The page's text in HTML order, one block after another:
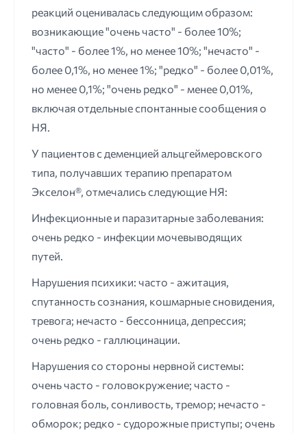
реакций оценивалась следующим образом:
возникающие "очень часто" - более 10%;
"часто" - более 1%, но менее 10%; "нечасто" -
более 0,1%, но менее 1%; "редко" - более 0,01%,
но менее 0,1%; "очень редко" - менее 0,01%,
включая отдельные спонтанные сообщения о
НЯ.
У пациентов с деменцией альцгеймеровского
типа, получавших терапию препаратом
Экселон®, отмечались следующие НЯ:
Инфекционные и паразитарные заболевания:
очень редко - инфекции мочевыводящих
путей.
Нарушения психики: часто - ажитация,
спутанность сознания, кошмарные сновидения,
тревога; нечасто - бессонница, депрессия;
очень редко - галлюцинации.
Нарушения со стороны нервной системы:
очень часто - головокружение; часто -
головная боль, сонливость, тремор; нечасто -
обморок; редко - судорожные приступы; очень